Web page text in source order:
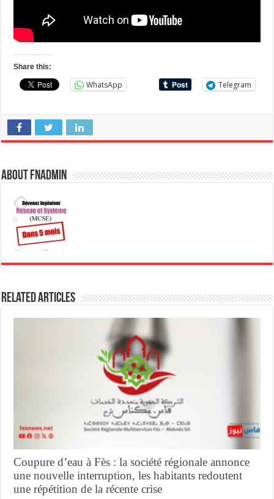
Share this:
WhatsApp Telegram
About fnadmin
Related Articles
Coupure d’eau à Fès : la société régionale annonce
une nouvelle interruption, les habitants redoutent
une répétition de la récente crise